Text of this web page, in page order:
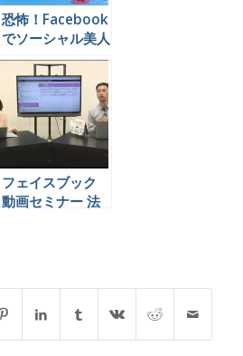
恐怖！Facebook
でソーシャル美人
局（ハニートラッ
プ）！！
フェイスブック
動画セミナー 法